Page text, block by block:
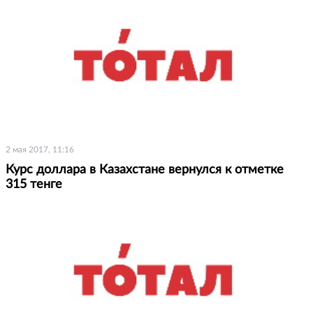
2 мая 2017, 11:16
Курс доллара в Казахстане вернулся к отметке
315 тенге